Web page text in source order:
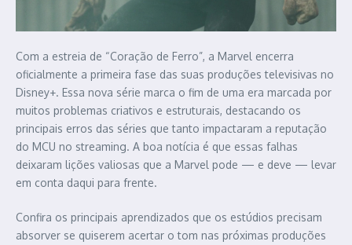
Com a estreia de “Coração de Ferro”, a Marvel encerra
oficialmente a primeira fase das suas produções televisivas no
Disney+. Essa nova série marca o fim de uma era marcada por
muitos problemas criativos e estruturais, destacando os
principais erros das séries que tanto impactaram a reputação
do MCU no streaming. A boa notícia é que essas falhas
deixaram lições valiosas que a Marvel pode — e deve — levar
em conta daqui para frente.
Confira os principais aprendizados que os estúdios precisam
absorver se quiserem acertar o tom nas próximas produções